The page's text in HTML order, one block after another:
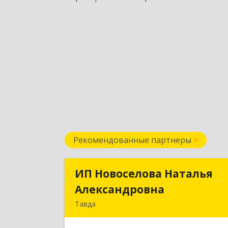
Рекомендованные партнеры
ИП Новоселова Наталья
Александровна
Тавда
ИП Новоселова Наталья
Александровна